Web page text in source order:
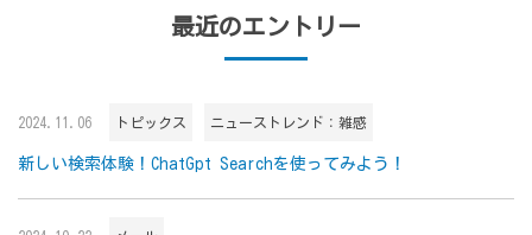
最近のエントリー
2024.11.06 トピックス ニューストレンド：雑感
新しい検索体験！ChatGpt Searchを使ってみよう！